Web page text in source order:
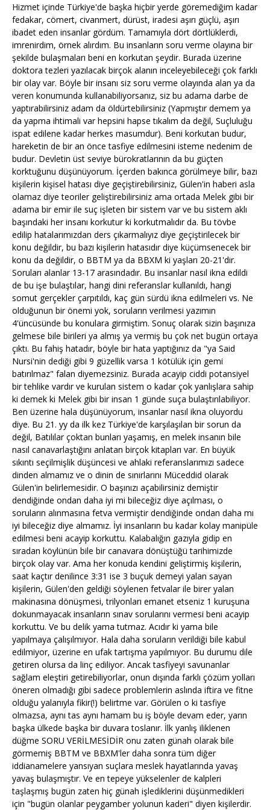
Hizmet içinde Türkiye'de başka hiçbir yerde göremediğim kadar
fedakar, cömert, civanmert, dürüst, iradesi aşırı güçlü, aşırı
ibadet eden insanlar gördüm. Tamamıyla dört dörtlüklerdi,
imrenirdim, örnek alırdım. Bu insanların soru verme olayına bir
şekilde bulaşmaları beni en korkutan şeydir. Burada üzerine
doktora tezleri yazılacak birçok alanın inceleyebileceği çok farklı
bir olay var. Böyle bir insanı siz soru verme olayında alan ya da
veren konumunda kullanabiliyorsanız, siz bu adama darbe de
yaptırabilirsiniz adam da öldürtebilirsiniz (Yapmıştır demem ya
da yapma ihtimali var hepsini hapse tıkalım da değil, Suçluluğu
ispat edilene kadar herkes masumdur). Beni korkutan budur,
hareketin de bir an önce tasfiye edilmesini isteme nedenim de
budur. Devletin üst seviye bürokratlarının da bu güçten
korktuğunu düşünüyorum. İçerden bakınca görülmeye bilir, bazı
kişilerin kişisel hatası diye geçiştirebilirsiniz, Gülen'in haberi asla
olamaz diye teoriler geliştirebilirsiniz ama ortada Melek gibi bir
adama bir emir ile suç işleten bir sistem var ve bu sistem aklı
başındaki her insanı korkutur ki korkutmalıdır da. Bu tövbe
edilip hatalarımızdan ders çıkarmalıyız diye geçiştirilecek bir
konu değildir, bu bazı kişilerin hatasıdır diye küçümsenecek bir
konu da değildir, o BBTM ya da BBXM ki yaşları 20-21'dir.
Soruları alanlar 13-17 arasındadır. Bu insanlar nasıl ikna edildi
de bu işe bulaştılar, hangi dini referanslar kullanıldı, hangi
somut gerçekler çarpıtıldı, kaç gün sürdü ikna edilmeleri vs. Ne
olduğunun bir önemi yok, soruların verilmesi yazımın
4'üncüsünde bu konulara girmiştim. Sonuç olarak sizin başınıza
gelmese bile birileri ya almış ya vermiş bu çok net bugün ortaya
çıktı. Bu fahiş hatadır, böyle bir hata yaptığınız da "ya Said
Nursi'nin dediği gibi 9 güzellik varsa 1 kötülük için gemi
batırılmaz" falan diyemezsiniz. Burada acayip ciddi potansiyel
bir tehlike vardır ve kurulan sistem o kadar çok yanlışlara sahip
ki demek ki Melek gibi bir insan 1 günde suça bulaştırılabiliyor.
Ben üzerine hala düşünüyorum, insanlar nasıl ikna oluyordu
diye. Bu 21. yy da ilk kez Türkiye'de karşılaşılan bir sorun da
değil, Batılılar çoktan bunları yaşamış, en melek insanın bile
nasıl canavarlaştığını anlatan birçok kitapları var. En büyük
sıkıntı seçilmişlik düşüncesi ve ahlaki referanslarımızı sadece
dinden almamız ve o dinin de sınırlarını Müceddid olarak
Gülen'in belirlemesidir. O başınızı açabilirsiniz demiştir
dendiğinde ondan daha iyi mi bileceğiz diye açılması, o
soruların alınmasına fetva vermiştir dendiğinde ondan daha mı
iyi bileceğiz diye almamız. İyi insanların bu kadar kolay manipüle
edilmesi beni acayip korkuttu. Kalabalığın gazıyla gidip en
sıradan köylünün bile bir canavara dönüştüğü tarihimizde
birçok olay var. Ama her konuda kendini geliştirmiş kişilerin,
saat kaçtır denilince 3:31 ise 3 buçuk demeyi yalan sayan
kişilerin, Gülen'den geldiği söylenen fetvalar ile birer yalan
makinasına dönüşmesi, trilyonları emanet etseniz 1 kuruşuna
dokunmayacak insanların sınav sorularını vermesi beni acayip
korkuttu. Ve bu delik yama tutmaz. Acıdır ki yama bile
yapılmaya çalışılmıyor. Hala daha soruların verildiği bile kabul
edilmiyor, üzerine en ufak tartışma yapılmıyor. Bu durumu dile
getiren olursa da linç ediliyor. Ancak tasfiyeyi savunanlar
sağlam eleştiri getirebiliyorlar, onun dışında farklı çözüm yolları
öneren olmadığı gibi sadece problemlerin aslında iftira ve fitne
olduğu yalanıyla fikir(!) belirtme var. Görülen o ki tasfiye
olmazsa, aynı tas aynı hamam bu iş böyle devam eder, yarın
başka ülkede başka bir duvara toslanır. İlk yanlış iliklenen
düğme SORU VERİLMESİDİR onu zaten günah olarak bile
görmemiş BBTM ve BBXM'ler daha sonra tüm diğer
iddianamelere yansıyan suçlara meslek hayatlarında yavaş
yavaş bulaşmıştır. Ve en tepeye yükselenler de kalpleri
taşlaşmış bugün zaten hiç günah işlediklerini düşünmedikleri
için "bugün olanlar peygamber yolunun kaderi" diyen kişilerdir.